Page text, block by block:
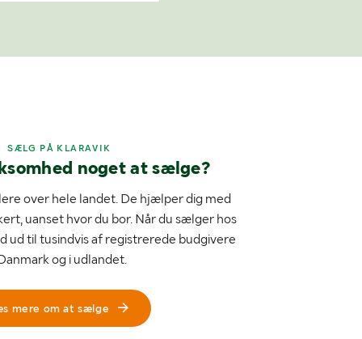
SÆLG PÅ KLARAVIK
noget at sælge?
over hele landet. De hjælper dig med
uanset hvor du bor. Når du sælger hos
ud til tusindvis af registrerede budgivere
og i udlandet.
mere om at sælge